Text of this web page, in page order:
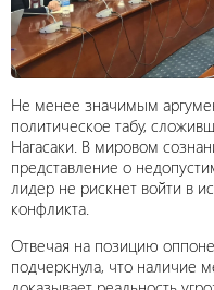
Не менее значимым
политическое табу,
Нагасаки. В мировом
представление о
лидер не рискнет войти в
конфликта.
Отвечая на позицию
подчеркнула, что наличие